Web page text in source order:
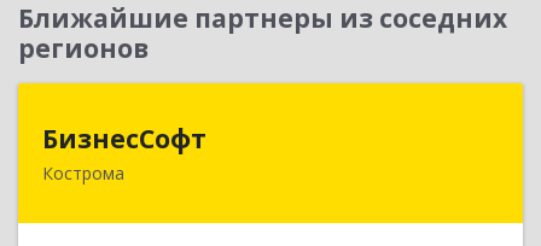
Ближайшие партнеры из соседних
регионов
БизнесСофт
Кострома